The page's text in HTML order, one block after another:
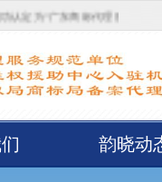
代理服务规范单位”！
韵晓动